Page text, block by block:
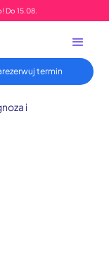
Do 15.08.
termin